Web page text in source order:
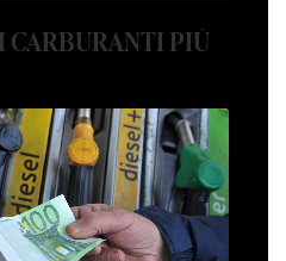
CARBURANTI PIÙ